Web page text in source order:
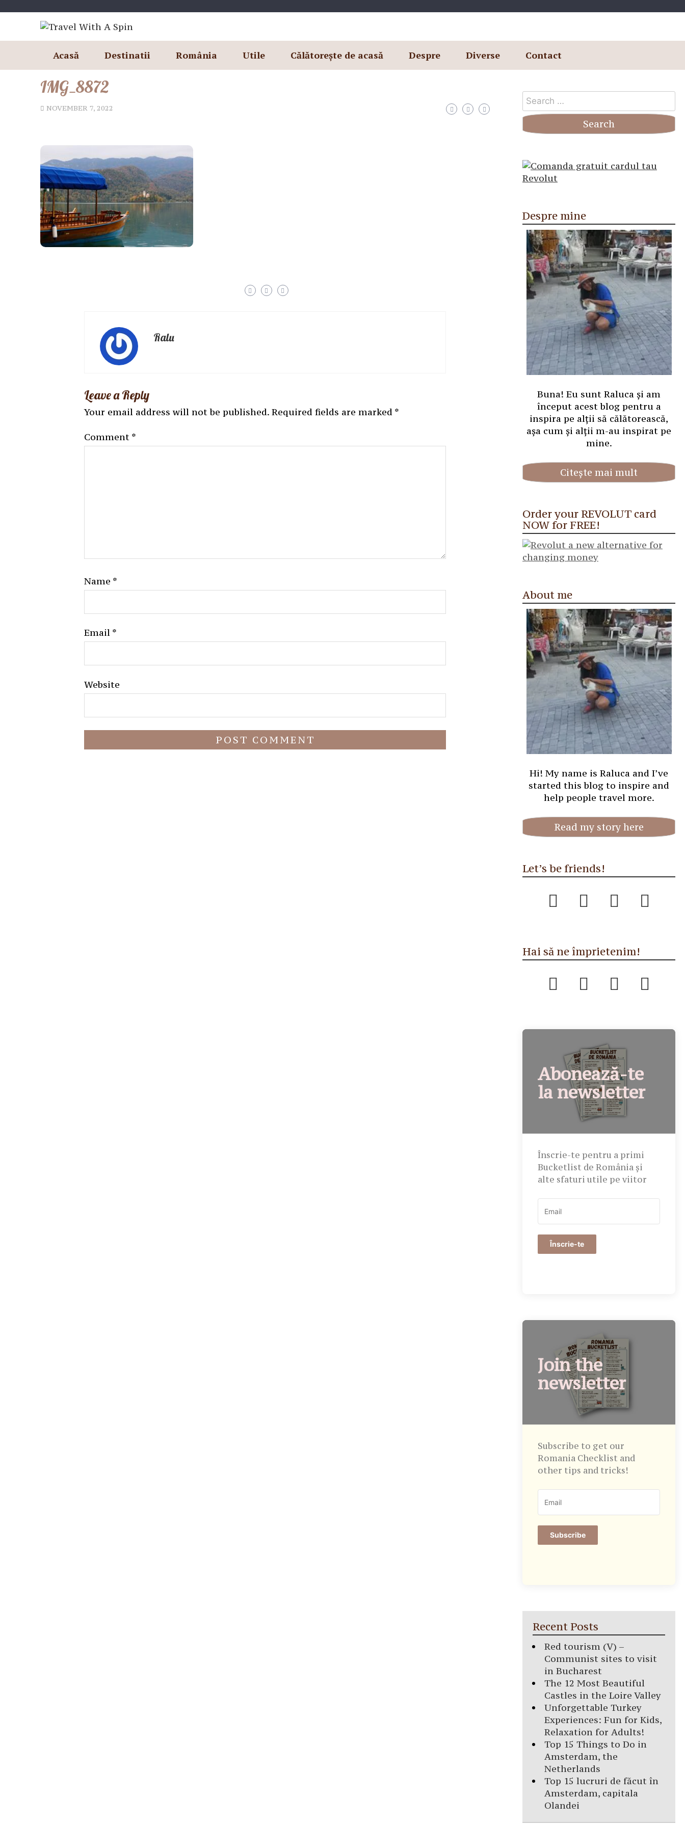
Acasă Destinatii România Utile Călătorește de acasă Despre Diverse Contact
IMG_8872
NOVEMBER 7, 2022
Ralu
Leave a Reply
Your email address will not be published. Required fields are marked *
Comment *
Name *
Email *
Website
Search
for:
Despre mine
Buna! Eu sunt Raluca și am
început acest blog pentru a
inspira pe alții să călătorească,
așa cum și alții m-au inspirat pe
mine.
Citește mai mult
Order your REVOLUT card
NOW for FREE!
About me
Hi! My name is Raluca and I’ve
started this blog to inspire and
help people travel more.
Read my story here
Let’s be friends!
Hai să ne împrietenim!
Abonează-te
la newsletter
Înscrie-te pentru a primi
Bucketlist de România și
alte sfaturi utile pe viitor
Înscrie-te
Join the
newsletter
Subscribe to get our
Romania Checklist and
other tips and tricks!
Subscribe
Recent Posts
Red tourism (V) –
Communist sites to visit
in Bucharest
The 12 Most Beautiful
Castles in the Loire Valley
Unforgettable Turkey
Experiences: Fun for Kids,
Relaxation for Adults!
Top 15 Things to Do in
Amsterdam, the
Netherlands
Top 15 lucruri de făcut în
Amsterdam, capitala
Olandei